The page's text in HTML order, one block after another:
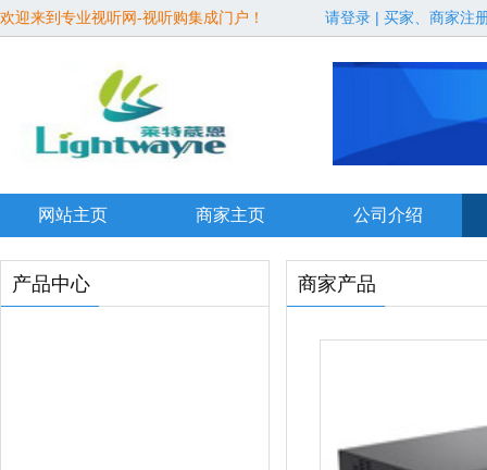
欢迎来到专业视听网-视听购集成门户！ 请登录 | 买家、商家注
网站主页 商家主页 公司介绍
产品中心 商家产品